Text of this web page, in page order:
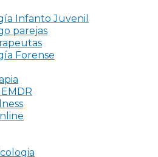
Infanto Juvenil
parejas
Forense